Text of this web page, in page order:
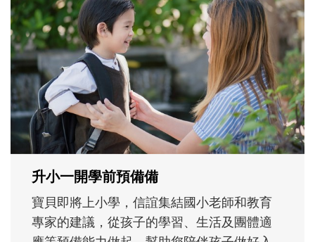
和孩子一起長大的那個男人│讀懂父親的
不同模樣
沒有人天生就擅長當爸爸！男人總是在一次
次「前所未有」的體驗中，跟著孩子一起長
大。從給予安全感的肢體遊戲，到獨立自
主、角色認同及解決問題的能力養成。爸爸
正嘗試用不同的模樣，參與孩子每個重要的